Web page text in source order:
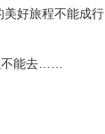
美好旅程不能成行
能去……